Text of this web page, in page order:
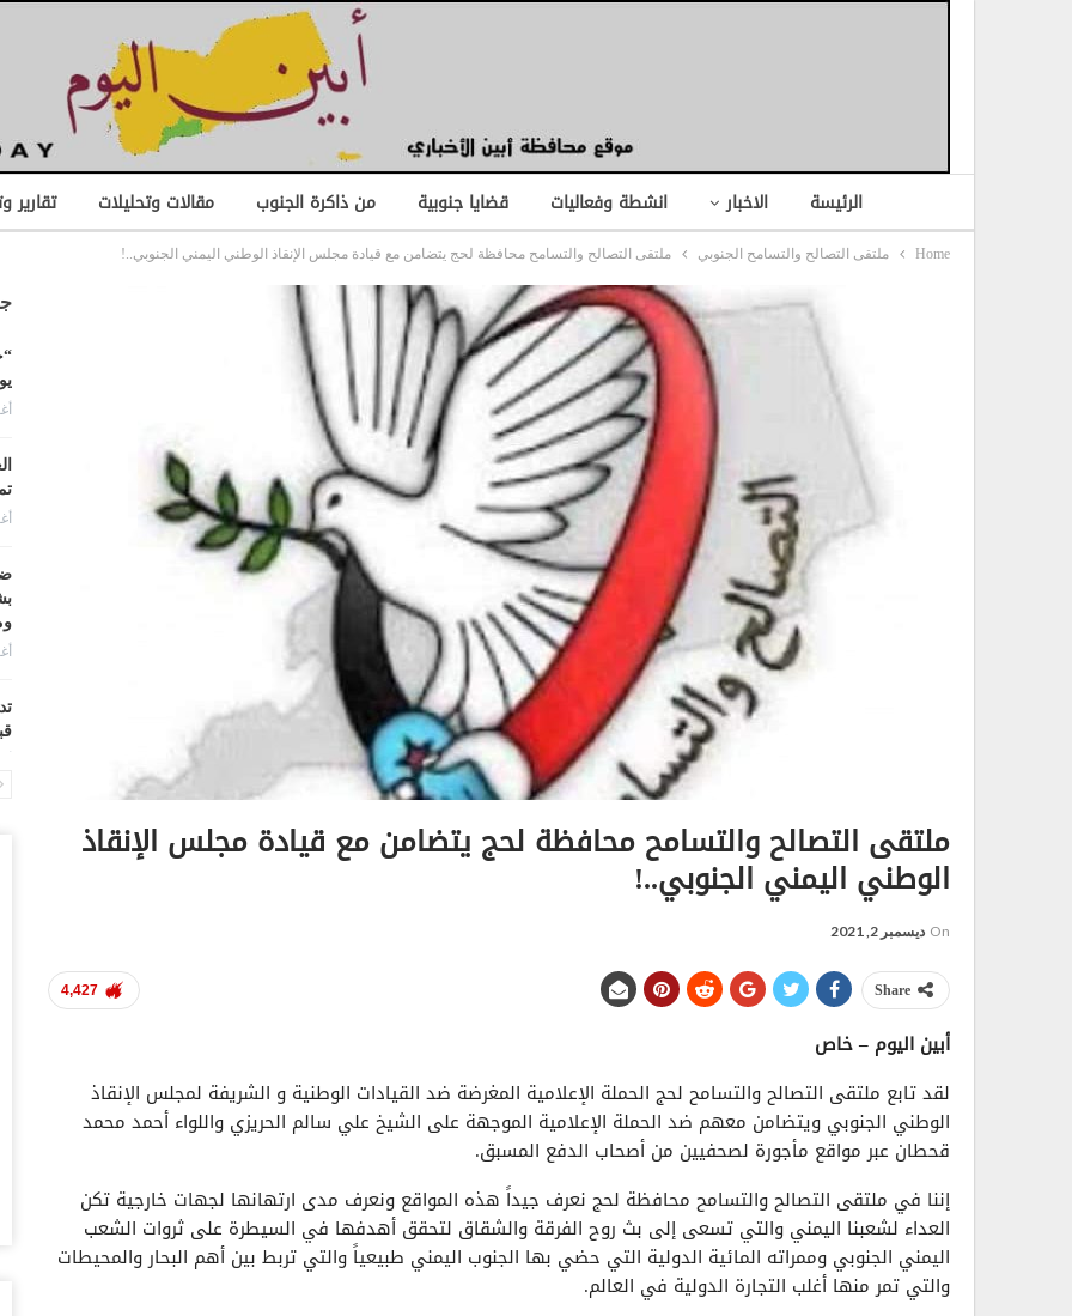
الرئيسة الاخبار انشطة وفعاليات قضايا جنوبية من ذاكرة الجنوب مقالات وتحليلات تقارير
Home ملتقى التصالح والتسامح الجنوبي ملتقى التصالح والتسامح محافظة لحج يتضامن مع قيادة مجلس الإنقاذ الوطني اليمني الجنوبي..!
ملتقى التصالح والتسامح محافظة لحج يتضامن مع قيادة مجلس الإنقاذ
الوطني اليمني الجنوبي..!
On ديسمبر 2, 2021
4,427 Share
أبين اليوم – خاص
لقد تابع ملتقى التصالح والتسامح لحج الحملة الإعلامية المغرضة ضد القيادات الوطنية و الشريفة لمجلس الإنقاذ
الوطني الجنوبي ويتضامن معهم ضد الحملة الإعلامية الموجهة على الشيخ علي سالم الحريزي واللواء أحمد محمد
قحطان عبر مواقع مأجورة لصحفيين من أصحاب الدفع المسبق.
إننا في ملتقى التصالح والتسامح محافظة لحج نعرف جيداً هذه المواقع ونعرف مدى ارتهانها لجهات خارجية تكن
العداء لشعبنا اليمني والتي تسعى إلى بث روح الفرقة والشقاق لتحقق أهدفها في السيطرة على ثروات الشعب
اليمني الجنوبي وممراته المائية الدولية التي حضي بها الجنوب اليمني طبيعياً والتي تربط بين أهم البحار والمحيطات
والتي تمر منها أغلب التجارة الدولية في العالم.